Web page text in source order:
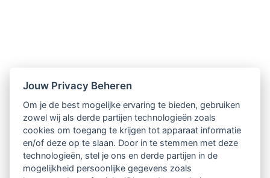
Nieuwsbrief
Ontvang 10 x per jaar de LVSC-
relatienieuwsbrief met o.a.:
vrij toegankelijke TsvB-artikelen
Jouw Privacy Beheren
Om je de best mogelijke ervaring te bieden, gebruiken
zowel wij als derde partijen technologieën zoals
cookies om toegang te krijgen tot apparaat informatie
en/of deze op te slaan. Door in te stemmen met deze
technologieën, stel je ons en derde partijen in de
mogelijkheid persoonlijke gegevens zoals